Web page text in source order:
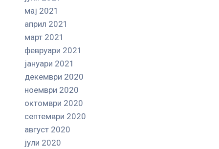
мај 2021
април 2021
март 2021
февруари 2021
јануари 2021
декември 2020
ноември 2020
октомври 2020
септември 2020
август 2020
јули 2020